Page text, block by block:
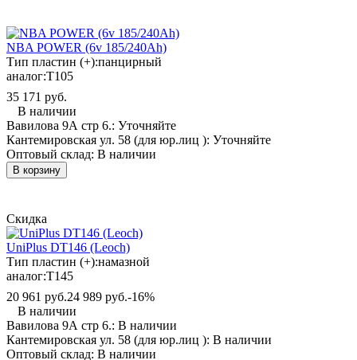
NBA POWER (6v 185/240Ah)
Тип пластин (+):панцирный
аналог:T105
35 171 руб.
В наличии
Вавилова 9А стр 6.: Уточняйте
Кантемировская ул. 58 (для юр.лиц ): Уточняйте
Оптовый склад: В наличии
В корзину
Скидка
UniPlus DT146 (Leoch)
Тип пластин (+):намазной
аналог:T145
20 961 руб.24 989 руб.-16%
В наличии
Вавилова 9А стр 6.: В наличии
Кантемировская ул. 58 (для юр.лиц ): В наличии
Оптовый склад: В наличии